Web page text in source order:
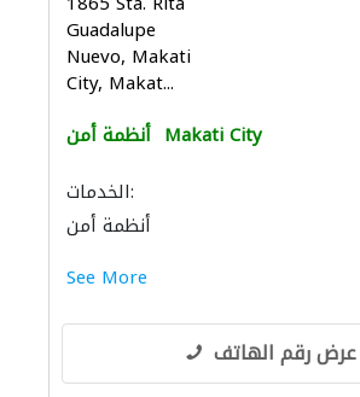
Guadalupe
Nuevo, Makati
City, Makat...
أنظمة أمن Makati City
الخدمات:
أنظمة أمن
See More
عرض رقم الهاتف